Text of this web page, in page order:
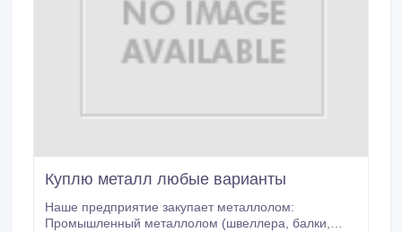
Куплю металл любые варианты
Наше предприятие закупает металлолом:
Промышленный металлолом (швеллера, балки,